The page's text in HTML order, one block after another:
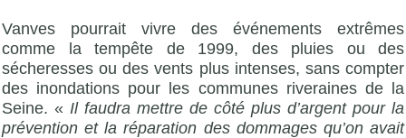
Vanves pourrait vivre des événements extrêmes
comme la tempête de 1999, des pluies ou des
sécheresses ou des vents plus intenses, sans compter
des inondations pour les communes riveraines de la
Seine. « Il faudra mettre de côté plus d’argent pour la
prévention et la réparation des dommages qu’on avait